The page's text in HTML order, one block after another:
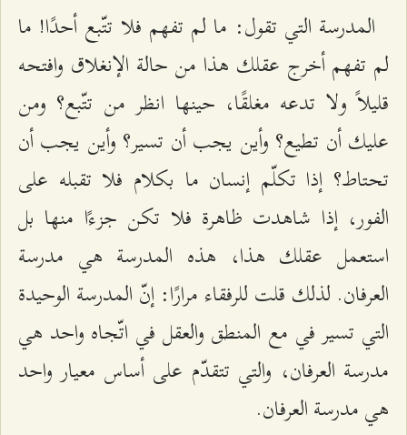
المدرسة التي تقول: ما لم تفهم فلا تتّبع أحدًا! ما
لم تفهم أخرج عقلك هذا من حالة الإنغلاق وافتحه
قليلاً ولا تدعه مغلقًا، حينها انظر من تتّبع؟ ومن
عليك أن تطيع؟ وأين يجب أن تسير؟ وأين يجب أن
تحتاط؟ إذا تكلّم إنسان ما بكلام فلا تقبله على
الفور، إذا شاهدت ظاهرة فلا تكن جزءًا منها بل
استعمل عقلك هذا، هذه المدرسة هي مدرسة
العرفان. لذلك قلت للرفقاء مرارًا: إنّ المدرسة الوحيدة
التي تسير في مع المنطق والعقل في اتّجاه واحد هي
مدرسة العرفان، والتي تتقدّم على أساس معيار واحد
هي مدرسة العرفان.